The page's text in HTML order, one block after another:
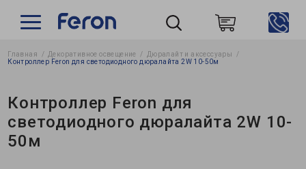
Главная Декоративное освещение
Дюралайт и аксессуары
Контроллер Feron для светодиодного дюралайта 2W 10-50м
Контроллер Feron для
светодиодного дюралайта 2W 10-
50м